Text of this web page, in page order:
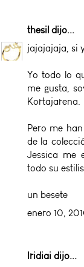
thesil dijo...
jajajajaja, si
Yo todo lo
me gusta,
Kortajarena.
Pero me
de la
Jessica me
todo su
un besete
enero 10,
Iridiai dijo...